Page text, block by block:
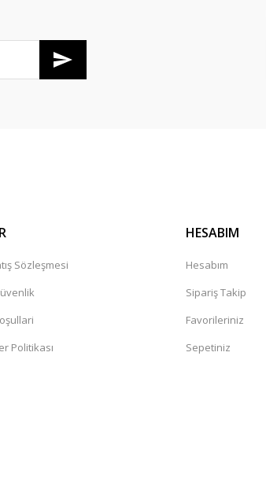
Sözleşmesi
Politikası
HESABIM
Hesabım
Sipariş Takip
Favorileriniz
Sepetiniz